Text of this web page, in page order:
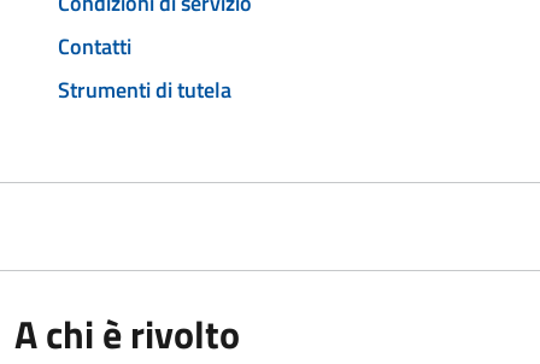
Contatti
Strumenti di tutela
A chi è rivolto